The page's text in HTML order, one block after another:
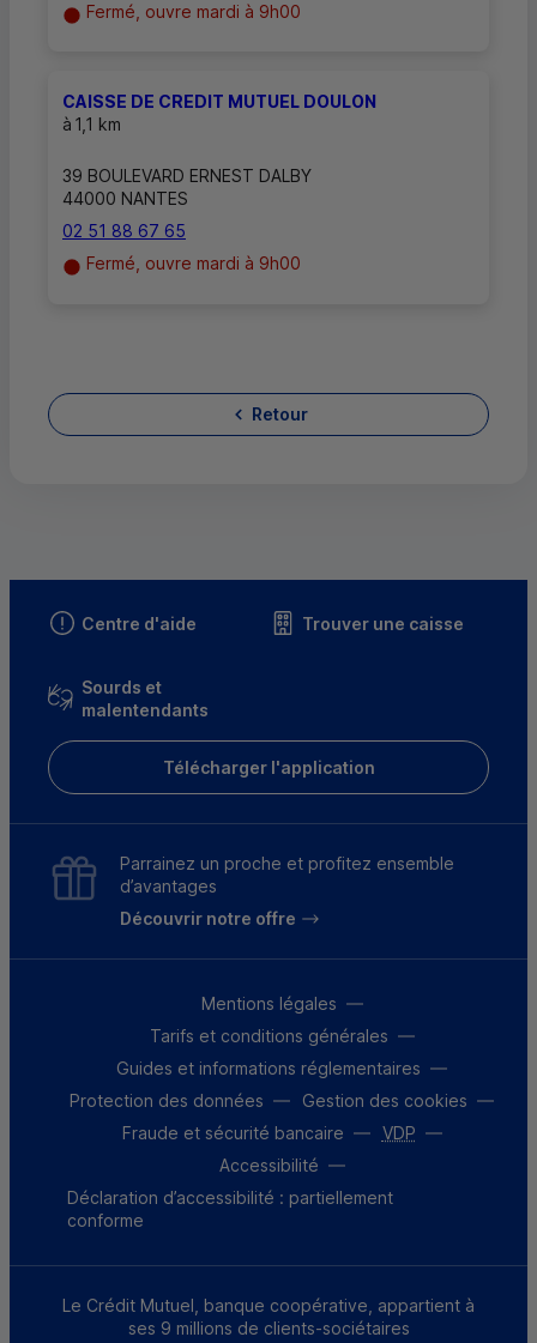
Fermé, ouvre mardi à 9h00
CAISSE DE CREDIT MUTUEL DOULON
à 1,1 km
39 BOULEVARD ERNEST DALBY
44000 NANTES
02 51 88 67 65
Fermé, ouvre mardi à 9h00
Retour
Centre d'aide Trouver une caisse
Sourds et
malentendants
Télécharger l'application
Parrainez un proche et profitez ensemble
d’avantages
Découvrir notre offre
Mentions légales
Tarifs et conditions générales
Guides et informations réglementaires
Protection des données
Gestion des cookies
Fraude et sécurité bancaire
VDP
Accessibilité
Déclaration d’accessibilité : partiellement
conforme
Le Crédit Mutuel, banque coopérative, appartient à
ses 9 millions de clients-sociétaires